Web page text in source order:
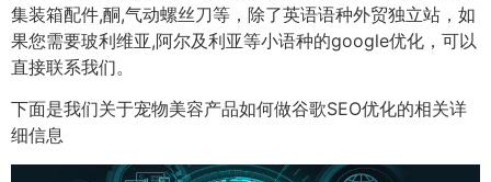
集装箱配件,酮,气动螺丝刀等，除了英语语种外贸独立站，如
果您需要玻利维亚,阿尔及利亚等小语种的google优化，可以
直接联系我们。
下面是我们关于宠物美容产品如何做谷歌SEO优化的相关详
细信息